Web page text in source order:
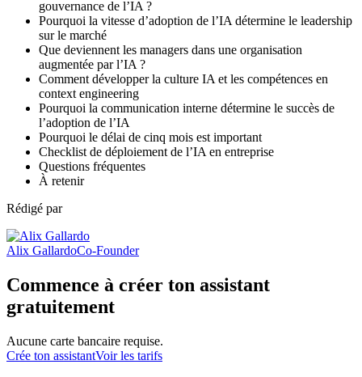
gouvernance de l’IA ?
Pourquoi la vitesse d’adoption de l’IA détermine le leadership
sur le marché
Que deviennent les managers dans une organisation
augmentée par l’IA ?
Comment développer la culture IA et les compétences en
context engineering
Pourquoi la communication interne détermine le succès de
l’adoption de l’IA
Pourquoi le délai de cinq mois est important
Checklist de déploiement de l’IA en entreprise
Questions fréquentes
À retenir
Rédigé par
Alix GallardoCo-Founder
Commence à créer ton assistant
gratuitement
Aucune carte bancaire requise.
Crée ton assistantVoir les tarifs